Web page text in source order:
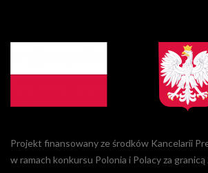
Projekt finansowany ze środków Kancelarii
w ramach konkursu Polonia i Polacy za granicą